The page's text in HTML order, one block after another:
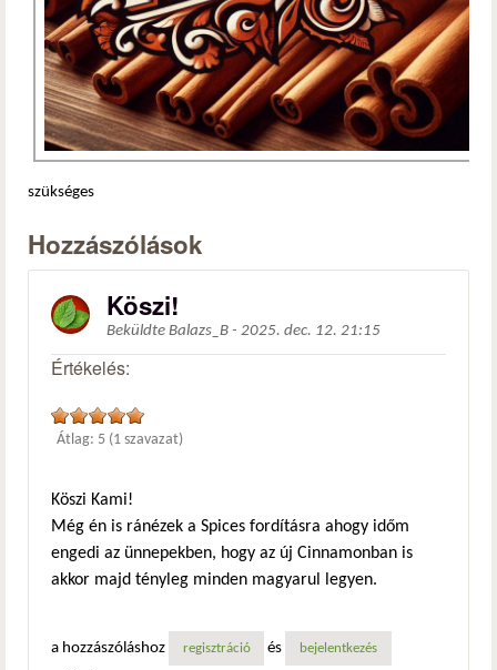
szükséges
Hozzászólások
Köszi!
Beküldte Balazs_B - 2025. dec. 12. 21:15
Értékelés:
Átlag: 5 (1 szavazat)
Köszi Kami!
Még én is ránézek a Spices fordításra ahogy időm
engedi az ünnepekben, hogy az új Cinnamonban is
akkor majd tényleg minden magyarul legyen.
a hozzászóláshoz regisztráció és bejelentkezés